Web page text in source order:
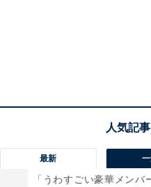
最新
「うわすごい豪華メンバ